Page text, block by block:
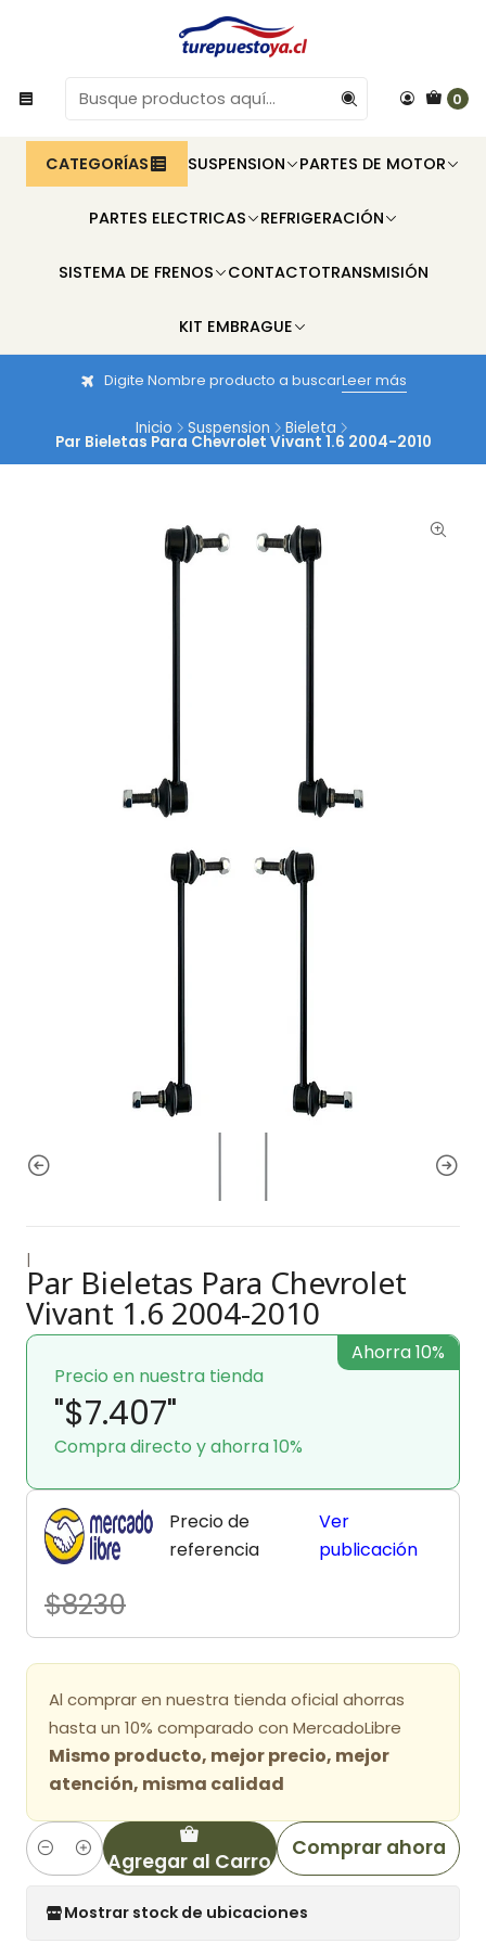
0
CATEGORÍAS SUSPENSION PARTES DE MOTOR
PARTES ELECTRICAS REFRIGERACIÓN
SISTEMA DE FRENOS CONTACTOTRANSMISIÓN
KIT EMBRAGUE
Digite Nombre producto a buscarLeer más
Inicio Suspension Bieleta
Par Bieletas Para Chevrolet Vivant 1.6 2004-2010
|
Par Bieletas Para Chevrolet
Vivant 1.6 2004-2010
Precio en nuestra tienda
"$7.407"
Compra directo y ahorra 10%
Ahorra 10%
Precio de
referencia
$8230
Ver
publicación
Al comprar en nuestra tienda oficial ahorras
hasta un 10% comparado con MercadoLibre
Mismo producto, mejor precio, mejor
atención, misma calidad
Cantidad Agregar al Carro
Comprar ahora
Mostrar stock de ubicaciones